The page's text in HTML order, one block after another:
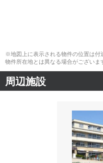
※地図上に表示される物件の位置は付
物件所在地とは異なる場合がございま
周辺施設